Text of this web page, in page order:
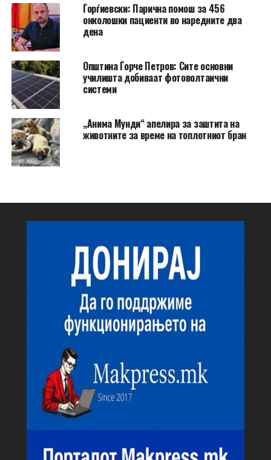
Ѓорѓиевски: Парична помош за 456
онколошки пациенти во наредните два
дена
Општина Ѓорче Петров: Сите основни
училишта добиваат фотоволтаични
системи
„Анима Мунди“ апелира за заштита на
животните за време на топлотниот бран